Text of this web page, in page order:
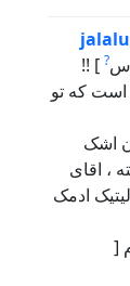
?
] !!
که تو
اشک
، اقای
ادمک
[